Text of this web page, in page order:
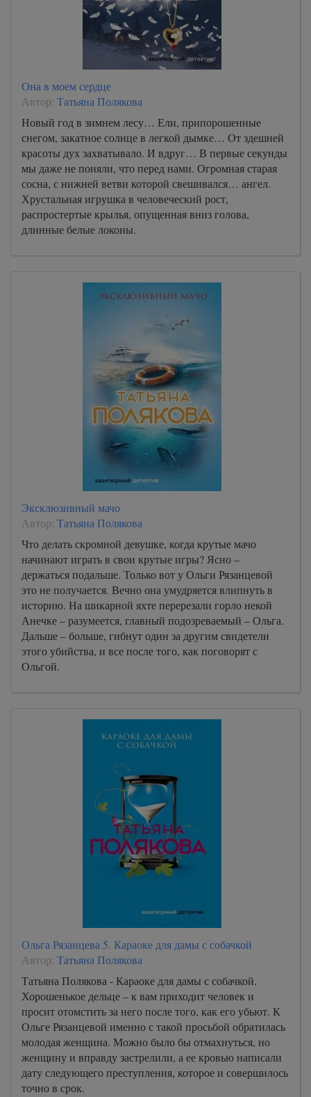
Она в моем сердце
Автор: Татьяна Полякова
Новый год в зимнем лесу… Ели, припорошенные
снегом, закатное солнце в легкой дымке… От здешней
красоты дух захватывало. И вдруг… В первые секунды
мы даже не поняли, что перед нами. Огромная старая
сосна, с нижней ветви которой свешивался… ангел.
Хрустальная игрушка в человеческий рост,
распростертые крылья, опущенная вниз голова,
длинные белые локоны.
Эксклюзивный мачо
Автор: Татьяна Полякова
Что делать скромной девушке, когда крутые мачо
начинают играть в свои крутые игры? Ясно –
держаться подальше. Только вот у Ольги Рязанцевой
это не получается. Вечно она умудряется влипнуть в
историю. На шикарной яхте перерезали горло некой
Анечке – разумеется, главный подозреваемый – Ольга.
Дальше – больше, гибнут один за другим свидетели
этого убийства, и все после того, как поговорят с
Ольгой.
Ольга Рязанцева 5. Караоке для дамы с собачкой
Автор: Татьяна Полякова
Татьяна Полякова - Караоке для дамы с собачкой.
Хорошенькое дельце – к вам приходит человек и
просит отомстить за него после того, как его убьют. К
Ольге Рязанцевой именно с такой просьбой обратилась
молодая женщина. Можно было бы отмахнуться, но
женщину и вправду застрелили, а ее кровью написали
дату следующего преступления, которое и совершилось
точно в срок.